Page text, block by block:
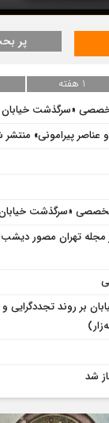
پر
1 هفته
«سرگذشت خیابان
عناصر پیرامونی»
«سرگذشت خیابان
مجله تهران مصور دیشب
بر روند تجددگرایی
شد